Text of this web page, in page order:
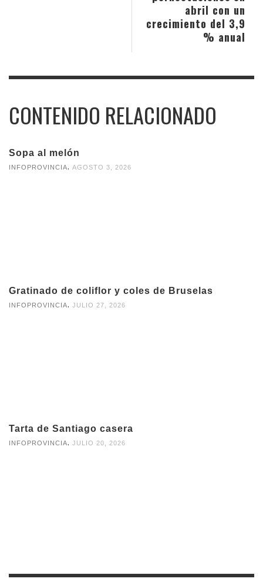
abril con un
crecimiento del 3,9
% anual
CONTENIDO RELACIONADO
Sopa al melón
INFOPROVINCIA AGOSTO 3, 2026
Gratinado de coliflor y coles de Bruselas
INFOPROVINCIA JULIO 27, 2026
Tarta de Santiago casera
INFOPROVINCIA JULIO 20, 2026